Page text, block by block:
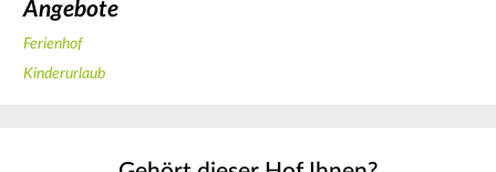
Angebote
Ferienhof
Kinderurlaub